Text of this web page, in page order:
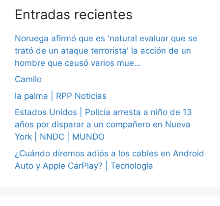
Entradas recientes
Noruega afirmó que es 'natural evaluar que se
trató de un ataque terrorista' la acción de un
hombre que causó varios mue…
Camilo
la palma | RPP Noticias
Estados Unidos | Policía arresta a niño de 13
años por disparar a un compañero en Nueva
York | NNDC | MUNDO
¿Cuándo diremos adiós a los cables en Android
Auto y Apple CarPlay? | Tecnología